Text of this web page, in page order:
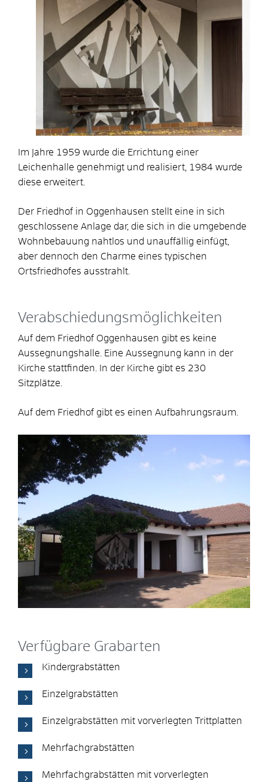
Im Jahre 1959 wurde die Errichtung einer
Leichenhalle genehmigt und realisiert, 1984 wurde
diese erweitert.
Der Friedhof in Oggenhausen stellt eine in sich
geschlossene Anlage dar, die sich in die umgebende
Wohnbebauung nahtlos und unauffällig einfügt,
aber dennoch den Charme eines typischen
Ortsfriedhofes ausstrahlt.
Verabschiedungsmöglichkeiten
Auf dem Friedhof Oggenhausen gibt es keine
Aussegnungshalle. Eine Aussegnung kann in der
Kirche stattfinden. In der Kirche gibt es 230
Sitzplätze.
Auf dem Friedhof gibt es einen Aufbahrungsraum.
Verfügbare Grabarten
Kindergrabstätten
Einzelgrabstätten
Einzelgrabstätten mit vorverlegten Trittplatten
Mehrfachgrabstätten
Mehrfachgrabstätten mit vorverlegten